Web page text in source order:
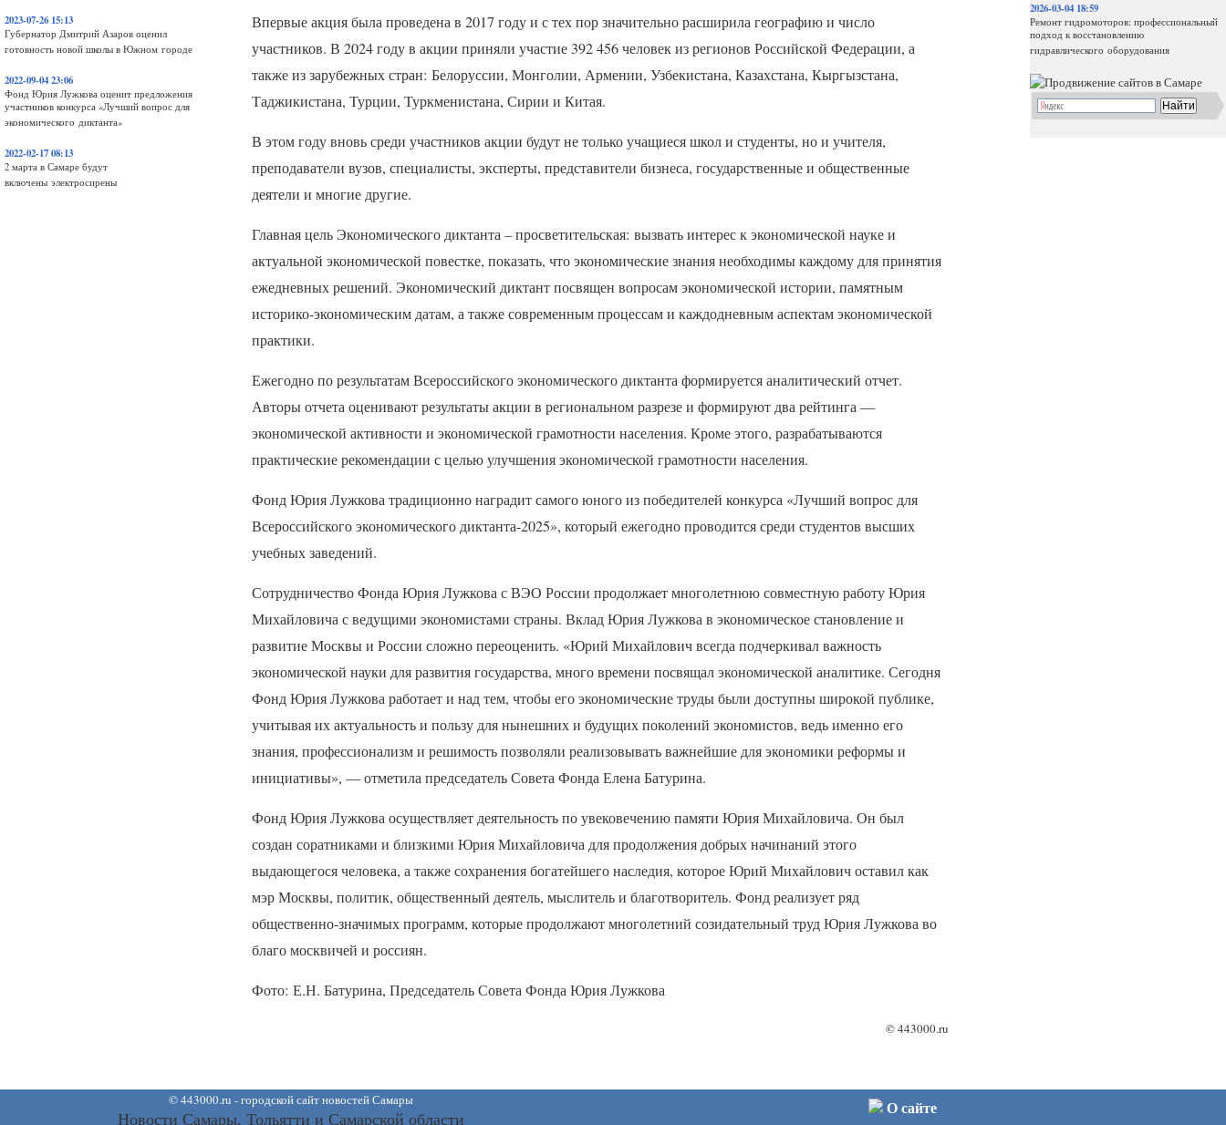
2023-07-26 15:13
Губернатор Дмитрий Азаров оценил
готовность новой школы в Южном городе
2022-09-04 23:06
Фонд Юрия Лужкова оценит предложения
участников конкурса «Лучший вопрос для
экономического диктанта»
2022-02-17 08:13
2 марта в Самаре будут
включены электросирены
2026-03-04 18:59
Ремонт гидромоторов: профессиональный
подход к восстановлению
гидравлического оборудования
Впервые акция была проведена в 2017 году и с тех пор значительно расширила географию и число
участников. В 2024 году в акции приняли участие 392 456 человек из регионов Российской Федерации, а
также из зарубежных стран: Белоруссии, Монголии, Армении, Узбекистана, Казахстана, Кыргызстана,
Таджикистана, Турции, Туркменистана, Сирии и Китая.
В этом году вновь среди участников акции будут не только учащиеся школ и студенты, но и учителя,
преподаватели вузов, специалисты, эксперты, представители бизнеса, государственные и общественные
деятели и многие другие.
Главная цель Экономического диктанта – просветительская: вызвать интерес к экономической науке и
актуальной экономической повестке, показать, что экономические знания необходимы каждому для принятия
ежедневных решений. Экономический диктант посвящен вопросам экономической истории, памятным
историко-экономическим датам, а также современным процессам и каждодневным аспектам экономической
практики.
Ежегодно по результатам Всероссийского экономического диктанта формируется аналитический отчет.
Авторы отчета оценивают результаты акции в региональном разрезе и формируют два рейтинга —
экономической активности и экономической грамотности населения. Кроме этого, разрабатываются
практические рекомендации с целью улучшения экономической грамотности населения.
Фонд Юрия Лужкова традиционно наградит самого юного из победителей конкурса «Лучший вопрос для
Всероссийского экономического диктанта-2025», который ежегодно проводится среди студентов высших
учебных заведений.
Сотрудничество Фонда Юрия Лужкова сВЭО России продолжает многолетнюю совместную работу Юрия
Михайловича с ведущими экономистами страны. Вклад Юрия Лужкова в экономическое становление и
развитие Москвы и России сложно переоценить. «Юрий Михайлович всегда подчеркивал важность
экономической науки для развития государства, много времени посвящал экономической аналитике. Сегодня
Фонд Юрия Лужкова работает и над тем, чтобы его экономические труды были доступны широкой публике,
учитывая их актуальность и пользу для нынешних и будущих поколений экономистов, ведь именно его
знания, профессионализм и решимость позволяли реализовывать важнейшие для экономики реформы и
инициативы», — отметила председатель Совета Фонда Елена Батурина.
Фонд Юрия Лужкова осуществляет деятельность по увековечению памяти Юрия Михайловича. Он был
создан соратниками и близкими Юрия Михайловича для продолжения добрых начинаний этого
выдающегося человека, а также сохранения богатейшего наследия, которое Юрий Михайлович оставил как
мэр Москвы, политик, общественный деятель, мыслитель и благотворитель. Фонд реализует ряд
общественно-значимых программ, которые продолжают многолетний созидательный труд Юрия Лужкова во
благо москвичей и россиян.
Фото: Е.Н. Батурина, Председатель Совета Фонда Юрия Лужкова
©443000.ru
©443000.ru - городской сайт новостей Самары
Новости Самары, Тольятти и Самарской области
О сайте